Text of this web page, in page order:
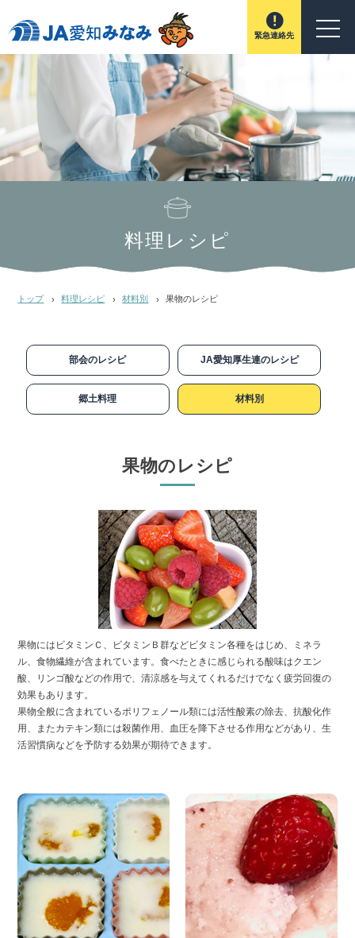
緊急連絡先
料理レシピ
トップ 料理レシピ 材料別 果物のレシピ
部会のレシピ JA愛知厚生連のレシピ
郷土料理 材料別
果物のレシピ
果物にはビタミンＣ、ビタミンＢ群などビタミン各種をはじめ、ミネラ
ル、食物繊維が含まれています。食べたときに感じられる酸味はクエン
酸、リンゴ酸などの作用で、清涼感を与えてくれるだけでなく疲労回復の
効果もあります。
果物全般に含まれているポリフェノール類には活性酸素の除去、抗酸化作
用、またカテキン類には殺菌作用、血圧を降下させる作用などがあり、生
活習慣病などを予防する効果が期待できます。